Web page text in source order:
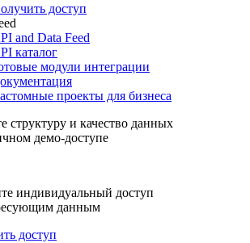
доступ
and Data Feed
каталог
модули интеграции
проекты для бизнеса
структуру и качество данных
демо-доступе
индивидуальный доступ
данным
доступ